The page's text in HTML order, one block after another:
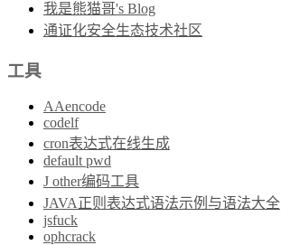
我是熊猫哥's Blog
通证化安全生态技术社区
工具
AAencode
codelf
cron表达式在线生成
default pwd
J other编码工具
JAVA正则表达式语法示例与语法大全
jsfuck
ophcrack